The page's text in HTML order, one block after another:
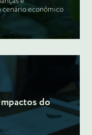
cenário econômico
do